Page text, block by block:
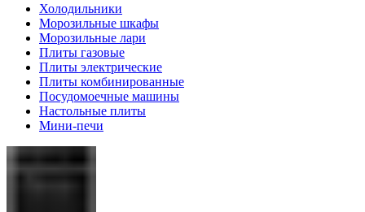
Холодильники
Морозильные шкафы
Морозильные лари
Плиты газовые
Плиты электрические
Плиты комбинированные
Посудомоечные машины
Настольные плиты
Мини-печи